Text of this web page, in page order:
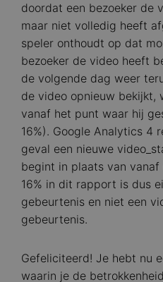
doordat een bezoeker de
maar niet volledig heeft
speler onthoudt op dat
bezoeker de video heeft
de volgende dag weer
de video opnieuw bekijkt,
vanaf het punt waar hij
16%). Google Analytics 4
geval een nieuwe
begint in plaats van vanaf
16% in dit rapport is dus
gebeurtenis en niet een
gebeurtenis.
Gefeliciteerd! Je hebt nu
waarin je de